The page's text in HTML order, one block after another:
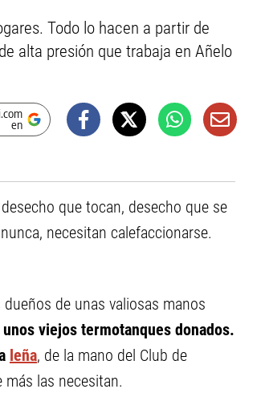
Todo lo hacen a partir de
alta presión que trabaja en Añelo
en
que tocan, desecho que se
necesitan calefaccionarse.
de unas valiosas manos
viejos termotanques donados.
leña, de la mano del Club de
más las necesitan.